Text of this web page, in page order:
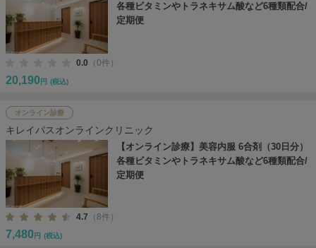
各種ビタミンやトラネキサム酸など6種類配合/
定期便
0.0 （0件）
20,190 円 (税込)
オンライン診療
キレイパスオンラインクリニック
【オンライン診療】美容内服 6合剤（30日分）
各種ビタミンやトラネキサム酸など6種類配合/
定期便
4.7 （8件）
7,480 円 (税込)